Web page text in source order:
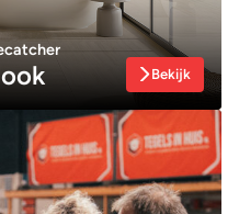
Bekijk